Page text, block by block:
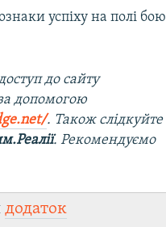
успіху на полі бою
до сайту
допомогою
. Також слідкуйте
. Рекомендуємо
додаток